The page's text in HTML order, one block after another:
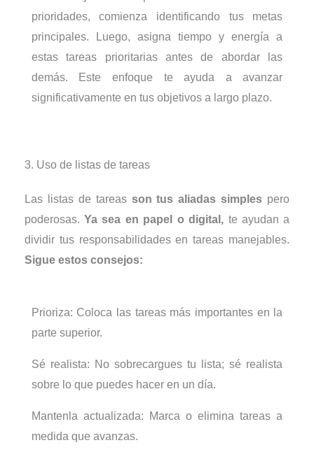
prioridades, comienza identificando tus metas
principales. Luego, asigna tiempo y energía a
estas tareas prioritarias antes de abordar las
demás. Este enfoque te ayuda a avanzar
significativamente en tus objetivos a largo plazo.
3. Uso de listas de tareas
Las listas de tareas son tus aliadas simples pero
poderosas.Ya sea en papel o digital, te ayudan a
dividir tus responsabilidades en tareas manejables.
Sigue estos consejos:
Prioriza: Coloca las tareas más importantes en la
parte superior.
Sé realista: No sobrecargues tu lista; sé realista
sobre lo que puedes hacer en un día.
Mantenla actualizada: Marca o elimina tareas a
medida que avanzas.